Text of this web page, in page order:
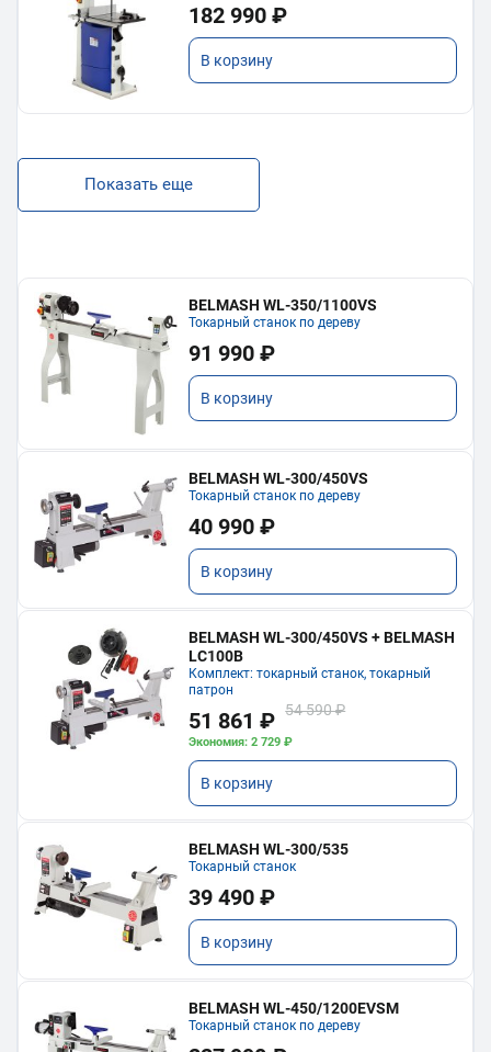
182 990 ₽
В корзину
Показать еще
BELMASH WL-350/1100VS
Токарный станок по дереву
91 990 ₽
В корзину
BELMASH WL-300/450VS
Токарный станок по дереву
40 990 ₽
В корзину
BELMASH WL-300/450VS + BELMASH
LC100B
Комплект: токарный станок, токарный
патрон
51 861 ₽ 54 590 ₽
Экономия: 2 729 ₽
В корзину
BELMASH WL-300/535
Токарный станок
39 490 ₽
В корзину
BELMASH WL-450/1200EVSM
Токарный станок по дереву